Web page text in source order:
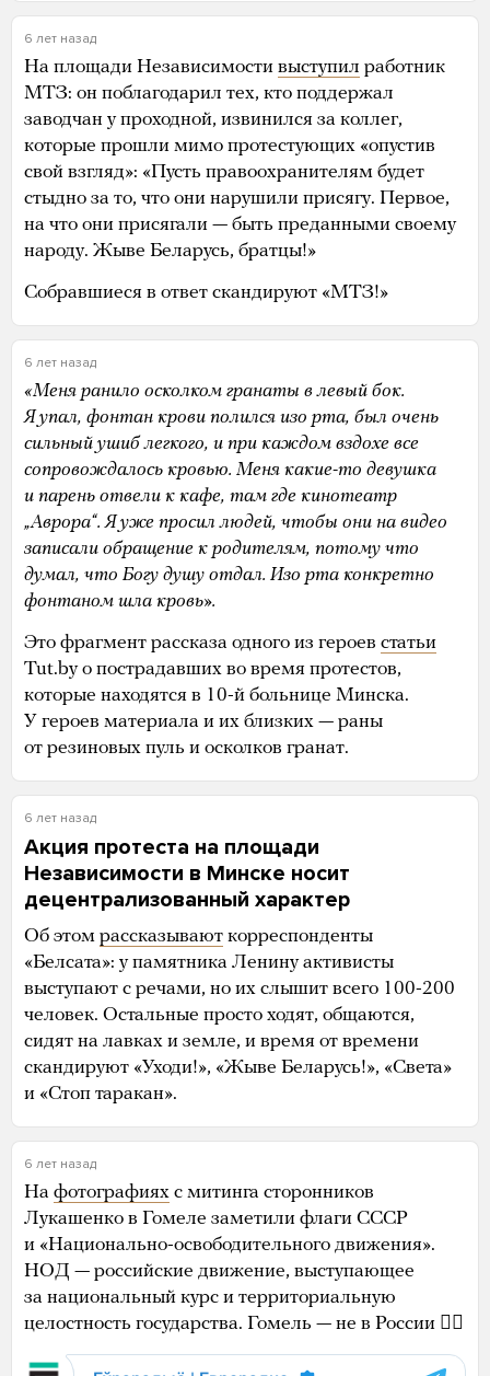
6 лет назад
На площади Независимости выступил работник
МТЗ: он поблагодарил тех, кто поддержал
заводчан у проходной, извинился за коллег,
которые прошли мимо протестующих «опустив
свой взгляд»: «Пусть правоохранителям будет
стыдно за то, что они нарушили присягу. Первое,
на что они присягали — быть преданными своему
народу. Жыве Беларусь, братцы!»
Собравшиеся в ответ скандируют «МТЗ!»
6 лет назад
«Меня ранило осколком гранаты в левый бок.
Я упал, фонтан крови полился изо рта, был очень
сильный ушиб легкого, и при каждом вздохе все
сопровождалось кровью. Меня какие-то девушка
и парень отвели к кафе, там где кинотеатр
„Аврора“. Я уже просил людей, чтобы они на видео
записали обращение к родителям, потому что
думал, что Богу душу отдал. Изо рта конкретно
фонтаном шла кровь».
Это фрагмент рассказа одного из героев статьи
Tut.by о пострадавших во время протестов,
которые находятся в 10-й больнице Минска.
У героев материала и их близких — раны
от резиновых пуль и осколков гранат.
6 лет назад
Акция протеста на площади
Независимости в Минске носит
децентрализованный характер
Об этом рассказывают корреспонденты
«Белсата»: у памятника Ленину активисты
выступают с речами, но их слышит всего 100-200
человек. Остальные просто ходят, общаются,
сидят на лавках и земле, и время от времени
скандируют «Уходи!», «Жыве Беларусь!», «Света»
и «Стоп таракан».
6 лет назад
На фотографиях с митинга сторонников
Лукашенко в Гомеле заметили флаги СССР
и «Национально-освободительного движения».
НОД — российские движение, выступающее
за национальный курс и территориальную
целостность государства. Гомель — не в России 🤷‍♂️